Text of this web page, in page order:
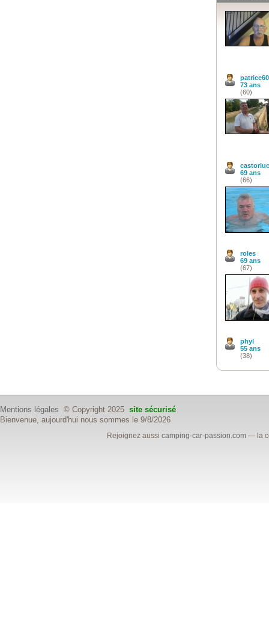
73 ans
(60)
69 ans
(66)
roles
69 ans
(67)
phyl
55 ans
(38)
Mentions légales © Copyright 2025 site sécurisé
Bienvenue, aujourd'hui nous sommes le 9/8/2026
Rejoignez aussicamping-car-passion.com — la